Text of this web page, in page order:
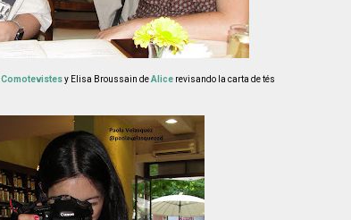
Comotevistesy Elisa Broussain deAlicerevisando la carta de tés